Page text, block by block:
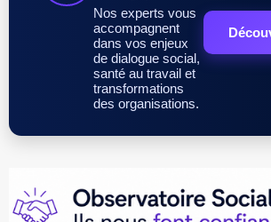
Nos experts vous
accompagnent
dans vos enjeux
de dialogue social,
santé au travail et
transformations
des organisations.